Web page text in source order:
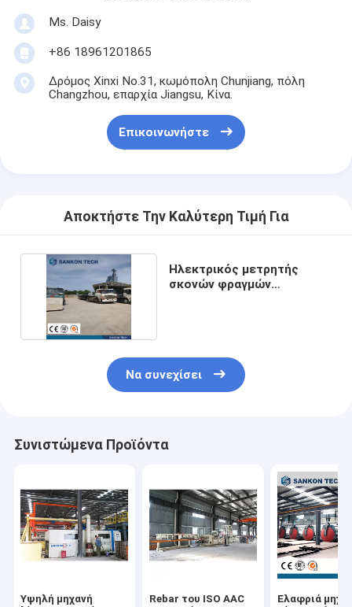
Ms. Daisy
+86 18961201865
Δρόμος Xinxi No.31, κωμόπολη Chunjiang, πόλη
Changzhou, επαρχία Jiangsu, Κίνα.
Επικοινωνήστε
Αποκτήστε Την Καλύτερη Τιμή Για
Ηλεκτρικός μετρητής
σκονών φραγμών
Να συνεχίσει
Συνιστώμενα Προϊόντα
Υψηλή μηχανή
Rebar του ISO AAC
Ελαφριά